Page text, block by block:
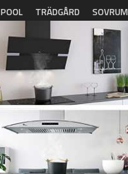
POOL TRÄDGÅRD SOVRUM